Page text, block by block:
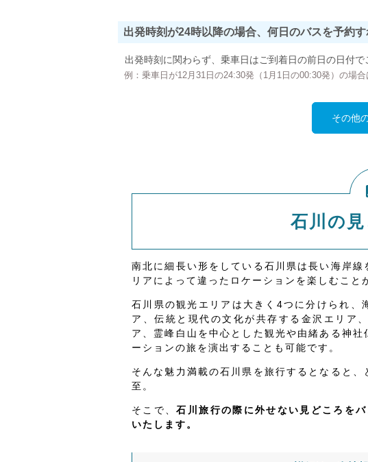
出発時刻が24時以降の場合、何日のバスを予約
出発時刻に関わらず、乗車日はご到着日の前日の日付で
例：乗車日が12月31日の24:30発（1月1日の00:30発）の場
その他
石川の
南北に細長い形をしている石川県は長い海岸
リアによって違ったロケーションを楽しむこと
石川県の観光エリアは大きく4つに分けられ
ア、伝統と現代の文化が共存する金沢エリア
ア、霊峰白山を中心とした観光や由緒ある神
ーションの旅を演出することも可能です。
そんな魅力満載の石川県を旅行するとなると
至。
そこで、石川旅行の際に外せない見どころを
いたします。